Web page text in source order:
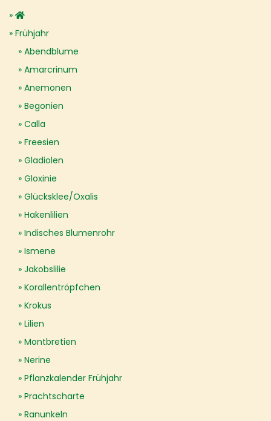
Frühjahr
Abendblume
Amarcrinum
Anemonen
Begonien
Calla
Freesien
Gladiolen
Gloxinie
Glücksklee/Oxalis
Hakenlilien
Indisches Blumenrohr
Ismene
Jakobslilie
Korallentröpfchen
Krokus
Lilien
Montbretien
Nerine
Pflanzkalender Frühjahr
Prachtscharte
Ranunkeln